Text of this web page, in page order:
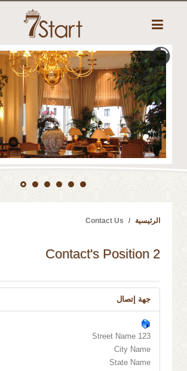
الرئيسية Contact Us
Contact's Position 2
جهة إتصال
123 Street Name
City Name
State Name